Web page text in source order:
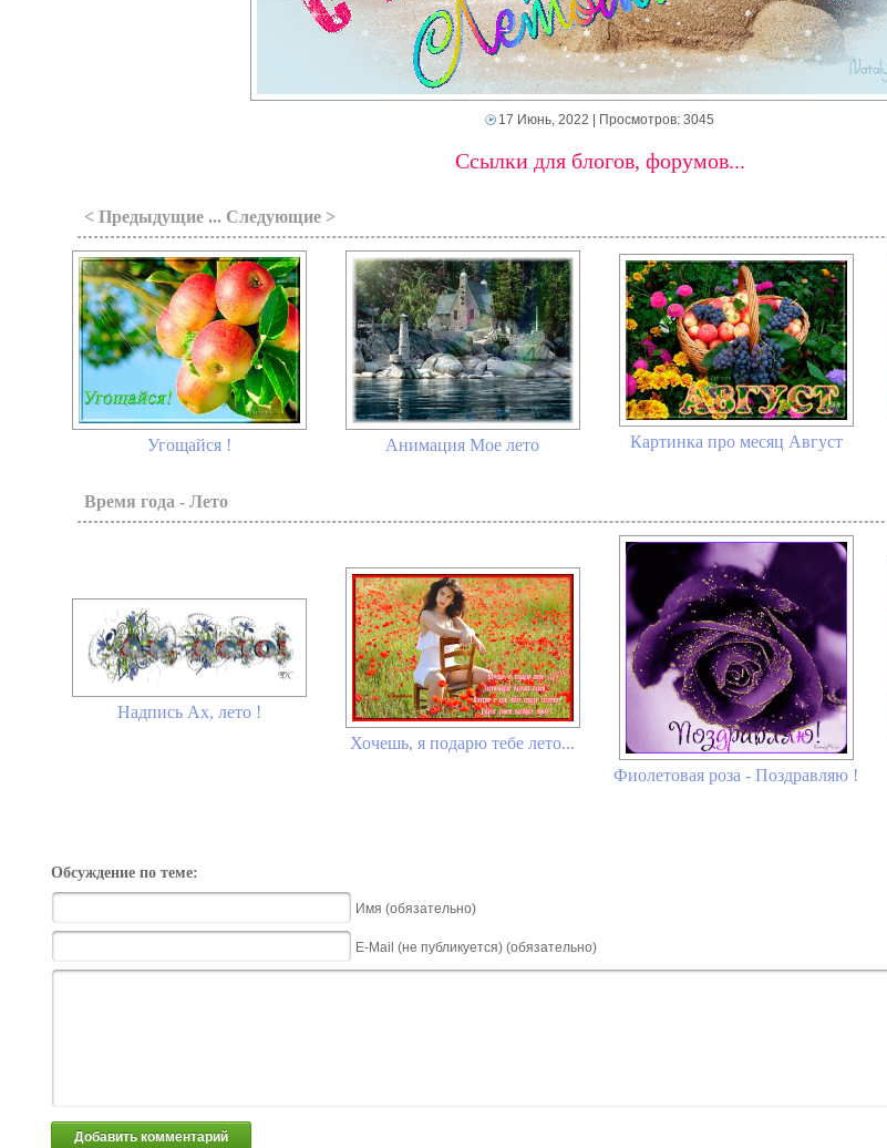
17 Июнь, 2022 | Просмотров: 3045
Ссылки для блогов, форумов...
< Предыдущие ... Следующие >
Угощайся ! Анимация Мое лето Картинка про месяц Август
Время года - Лето
Надпись Ах, лето !
Хочешь, я подарю тебе лето...
Фиолетовая роза - Поздравляю !
Обсуждение по теме:
Имя (обязательно)
E-Mail (не публикуется) (обязательно)